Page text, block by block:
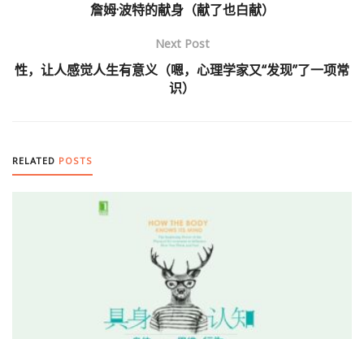
詹姆·波特的献身（献了也白献）
Next Post
性，让人感觉人生有意义（嗯，心理学家又“发现”了一项常
识）
RELATED POSTS